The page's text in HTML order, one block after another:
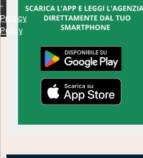
-
Privacy
Policy